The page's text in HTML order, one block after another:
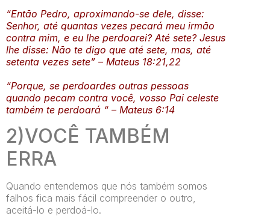
“Então Pedro, aproximando-se dele, disse:
Senhor, até quantas vezes pecará meu irmão
contra mim, e eu lhe perdoarei? Até sete? Jesus
lhe disse: Não te digo que até sete, mas, até
setenta vezes sete” – Mateus 18:21,22
“Porque, se perdoardes outras pessoas
quando pecam contra você, vosso Pai celeste
também te perdoará “ – Mateus 6:14
2)VOCÊ TAMBÉM
ERRA
Quando entendemos que nós também somos
falhos fica mais fácil compreender o outro,
aceitá-lo e perdoá-lo.